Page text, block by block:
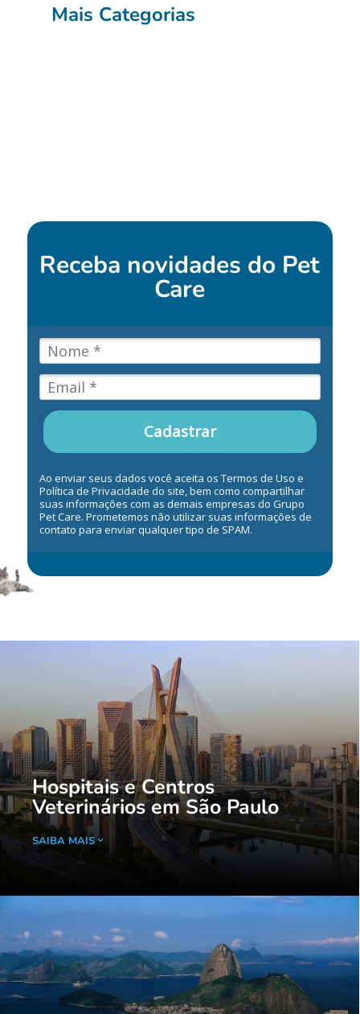
Mais Categorias
Receba novidades do Pet
Care
Cadastrar
Ao enviar seus dados você aceita os Termos de Uso e
Política de Privacidade do site, bem como compartilhar
suas informações com as demais empresas do Grupo
Pet Care. Prometemos não utilizar suas informações de
contato para enviar qualquer tipo de SPAM.
Hospitais e Centros
Veterinários em São Paulo
SAIBA MAIS